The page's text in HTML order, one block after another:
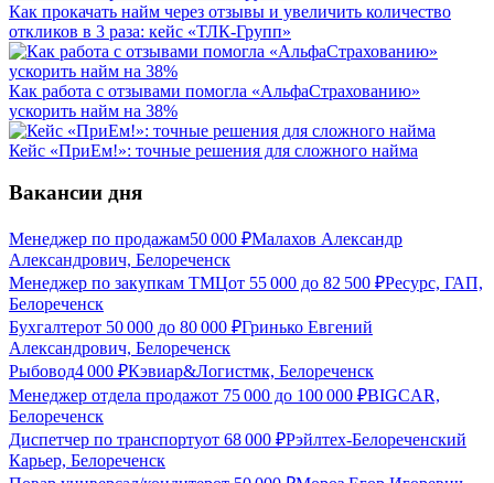
Как прокачать найм через отзывы и увеличить количество
откликов в 3 раза: кейс «ТЛК-Групп»
Как работа с отзывами помогла «АльфаСтрахованию»
ускорить найм на 38%
Кейс «ПриЕм!»: точные решения для сложного найма
Вакансии дня
Менеджер по продажам50 000 ₽Малахов Александр
Александрович, Белореченск
Менеджер по закупкам ТМЦот 55 000 до 82 500 ₽Ресурс, ГАП,
Белореченск
Бухгалтерот 50 000 до 80 000 ₽Гринько Евгений
Александрович, Белореченск
Рыбовод4 000 ₽Кэвиар&Логистмк, Белореченск
Менеджер отдела продажот 75 000 до 100 000 ₽BIGCAR,
Белореченск
Диспетчер по транспортуот 68 000 ₽Рэйлтех-Белореченский
Карьер, Белореченск